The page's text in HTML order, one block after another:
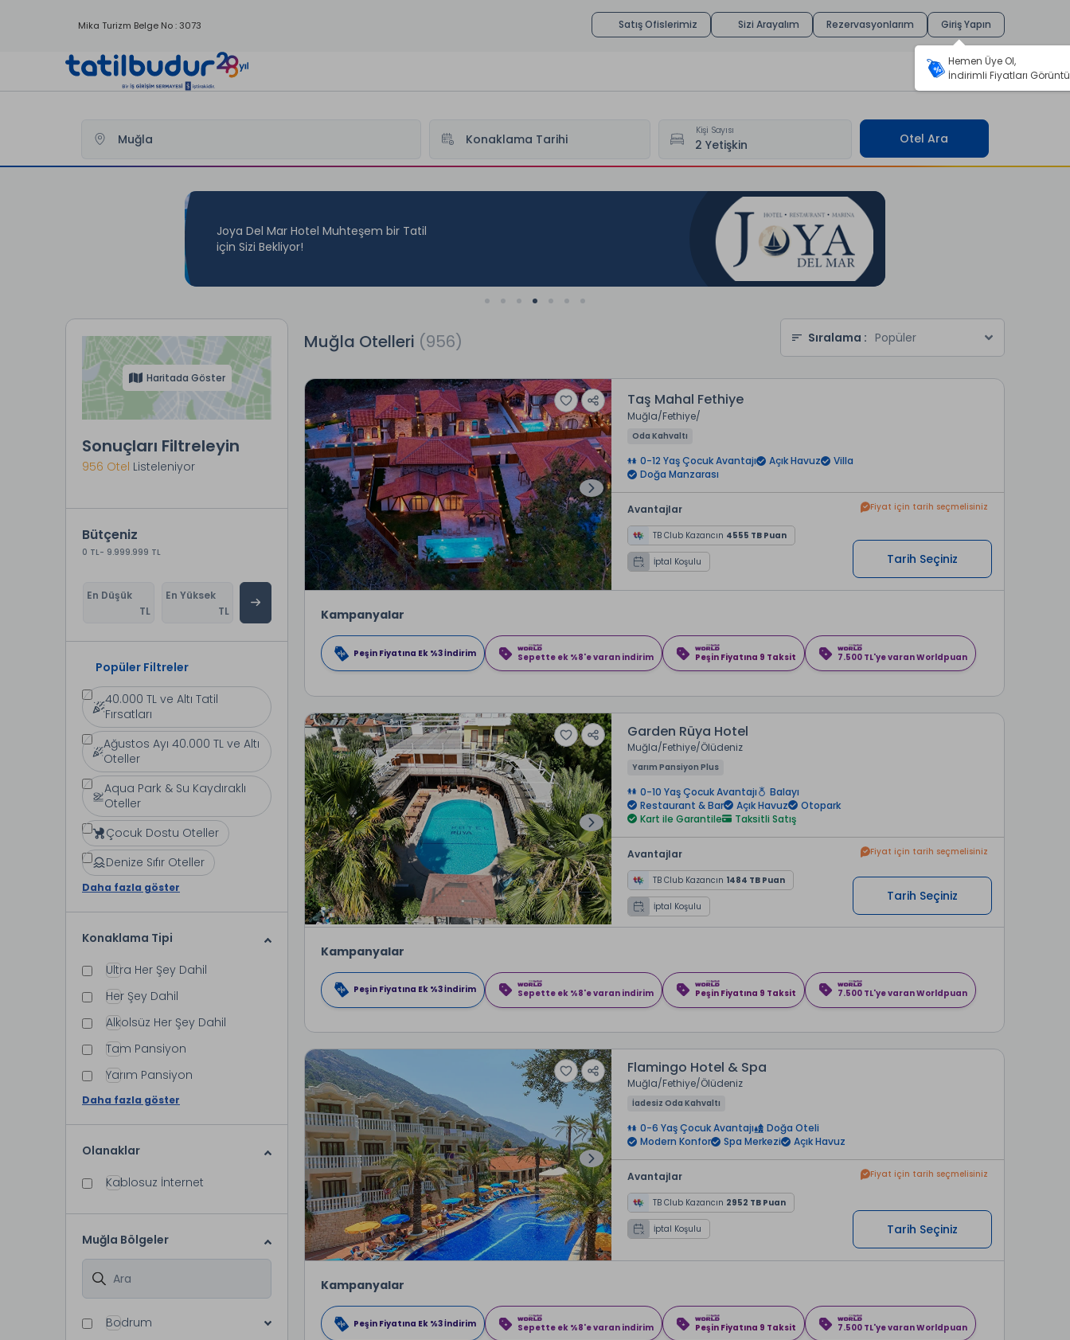
Mika Turizm Belge No : 3073 Satış Ofislerimiz Sizi Arayalım Rezervasyonlarım Giriş Yapın
Konaklama Tarihi
Kişi Sayısı
Otel Ara
Joya Del Mar Hotel Muhteşem bir Tatil
için Sizi Bekliyor!
Haritada Göster
Sonuçları Filtreleyin
956 Otel Listeleniyor
Bütçeniz
0 TL- 9.999.999 TL
En Düşük
TL
En Yüksek
TL
Popüler Filtreler
40.000 TL ve Altı Tatil
Fırsatları
Ağustos Ayı 40.000 TL ve Altı
Oteller
Aqua Park & Su Kaydıraklı
Oteller
Çocuk Dostu Oteller
Denize Sıfır Oteller
Daha fazla göster
Konaklama Tipi
Ultra Her Şey Dahil
Her Şey Dahil
Alkolsüz Her Şey Dahil
Tam Pansiyon
Yarım Pansiyon
Daha fazla göster
Olanaklar
Kablosuz İnternet
Muğla Bölgeler
Bodrum
Sıralama : Popüler
Muğla Otelleri (956)
Taş Mahal Fethiye
Muğla Fethiye
Oda Kahvaltı
0-12 Yaş Çocuk Avantajı Açık Havuz
Villa
Doğa Manzarası
Avantajlar
TB Club Kazancın 4555 TB Puan
İptal Koşulu
Fiyat için tarih seçmelisiniz
Tarih Seçiniz
Kampanyalar
Peşin Fiyatına Ek %3 İndirim Sepette ek %8'e varan indirim Peşin Fiyatına 9 Taksit 7.500 TL'ye varan Worldpuan
Garden Rüya Hotel
Muğla Fethiye Ölüdeniz
Yarım Pansiyon Plus
0-10 Yaş Çocuk Avantajı
Balayı
Restaurant & Bar
Açık Havuz
Otopark
Kart ile Garantile
Taksitli Satış
Avantajlar
TB Club Kazancın 1484 TB Puan
İptal Koşulu
Fiyat için tarih seçmelisiniz
Tarih Seçiniz
Kampanyalar
Peşin Fiyatına Ek %3 İndirim Sepette ek %8'e varan indirim Peşin Fiyatına 9 Taksit 7.500 TL'ye varan Worldpuan
Flamingo Hotel & Spa
Muğla Fethiye Ölüdeniz
İadesiz Oda Kahvaltı
0-6 Yaş Çocuk Avantajı
Doğa Oteli
Modern Konfor
Spa Merkezi Açık Havuz
Avantajlar
TB Club Kazancın 2952 TB Puan
İptal Koşulu
Fiyat için tarih seçmelisiniz
Tarih Seçiniz
Kampanyalar
Peşin Fiyatına Ek %3 İndirim Sepette ek %8'e varan indirim Peşin Fiyatına 9 Taksit 7.500 TL'ye varan Worldpuan
Hemen Üye Ol,
İndirimli Fiyatları